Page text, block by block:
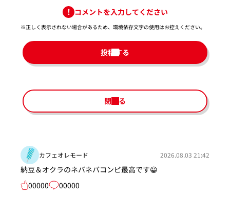
コメントを入力してください
※正しく表示されない場合があるため、環境依存文字の使用はお控えください。​
投稿する
閉じる
カフェオレモード 2026.08.03 21:42
納豆＆オクラのネバネバコンビ最高です😀
00000
00000